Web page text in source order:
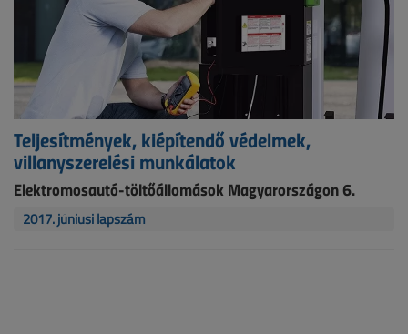
Teljesítmények, kiépítendő védelmek,
villanyszerelési munkálatok
Elektromosautó-töltőállomások Magyarországon 6.
2017. júniusi lapszám